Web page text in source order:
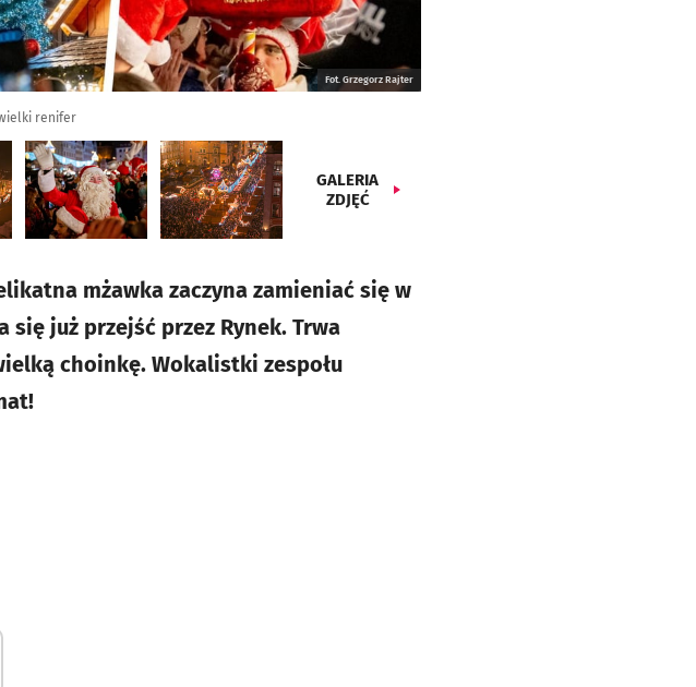
Fot. Grzegorz Rajter
renifer
GALERIA
ZDJĘĆ
mżawka zaczyna zamieniać się w
się już przejść przez Rynek. Trwa
choinkę. Wokalistki zespołu